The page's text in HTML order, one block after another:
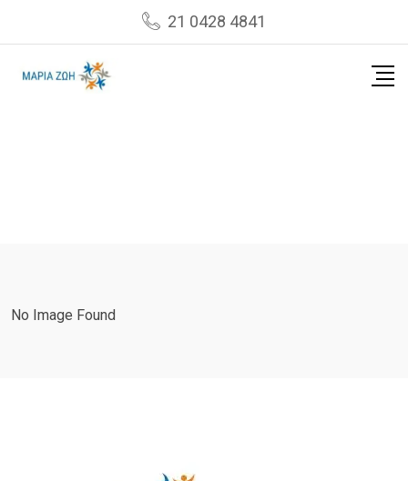
21 0428 4841
No Image Found